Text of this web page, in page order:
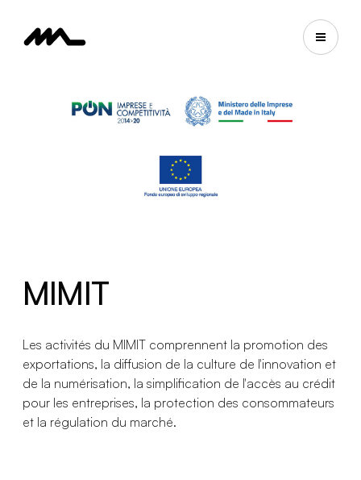
MIMIT
Les activités du MIMIT comprennent la promotion des
exportations, la diffusion de la culture de l'innovation et
de la numérisation, la simplification de l'accès au crédit
pour les entreprises, la protection des consommateurs
et la régulation du marché.